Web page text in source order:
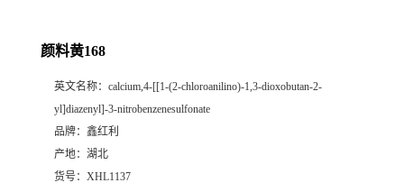
颜料黄168
英文名称： calcium,4-[[1-(2-chloroanilino)-1,3-dioxobutan-2-
yl]diazenyl]-3-nitrobenzenesulfonate
品牌： 鑫红利
产地： 湖北
货号： XHL1137